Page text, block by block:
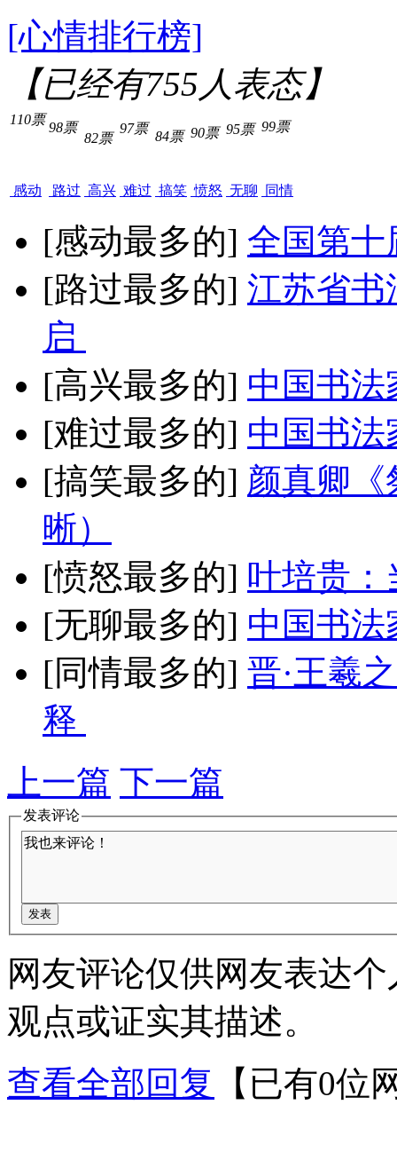
[心情排行榜]
【已经有755人表态】
110票
感动
98票
路过
82票
高兴
97票
难过
84票
搞笑
90票
愤怒
95票
无聊
99票
同情
[感动最多的] 全国第十
[路过最多的] 江苏省书
启
[高兴最多的] 中国书法
[难过最多的] 中国书法
[搞笑最多的] 颜真卿《
晰）
[愤怒最多的] 叶培贵：
[无聊最多的] 中国书法
[同情最多的] 晋·王羲
释
上一篇 下一篇
发表评论
网友评论仅供网友表达
观点或证实其描述。
查看全部回复
【已有0位